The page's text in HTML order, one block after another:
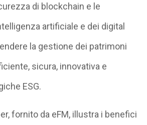
di blockchain e le
artificiale e dei digital
la gestione dei patrimoni
sicura, innovativa e
ESG.
fornito da eFM, illustra i benefici